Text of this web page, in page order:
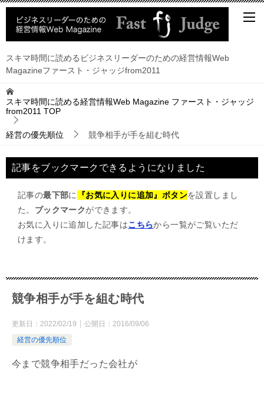
スキマ時間に読めるビジネスリーダーのための経営情報Web
Magazineファースト・ジャッジfrom2011
スキマ時間に読める経営情報Web Magazine ファースト・ジャッジ
from2011 TOP
経営の優先順位 競争相手が手を組む時代
記事をブックマークできるようになりました
記事の最下部に 『お気に入りに追加』ボタンを設置しまし
た。 ブックマークができます。
お気に入りに追加した記事はこちらから一覧がご覧いただ
けます。
競争相手が手を組む時代
更新日： 2022/02/19 公開日： 2016/09/06
経営の優先順位
今まで競争相手だった会社が